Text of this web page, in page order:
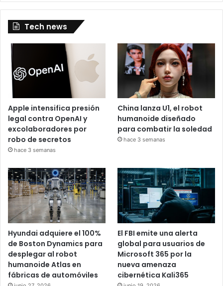
Tech news
Apple intensifica presión
legal contra OpenAI y
excolaboradores por
robo de secretos
hace 3 semanas
China lanza U1, el robot
humanoide diseñado
para combatir la soledad
hace 3 semanas
Hyundai adquiere el 100%
de Boston Dynamics para
desplegar al robot
humanoide Atlas en
fábricas de automóviles
El FBI emite una alerta
global para usuarios de
Microsoft 365 por la
nueva amenaza
cibernética Kali365